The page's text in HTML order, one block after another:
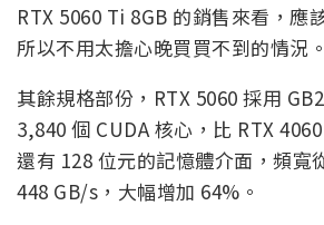
RTX 5060 Ti 8GB 的銷售來看，應
所以不用太擔心晚買買不到的情況。
其餘規格部份，RTX 5060 採用
3,840 個 CUDA 核心，比 RTX
還有 128 位元的記憶體介面，頻寬
448 GB/s，大幅增加 64%。